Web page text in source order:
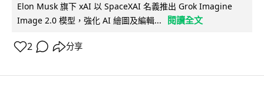
Elon Musk 旗下 xAI 以 SpaceXAI 名義推出 Grok Imagine
Image 2.0 模型，強化 AI 繪圖及編輯...
閱讀全文
2 分享